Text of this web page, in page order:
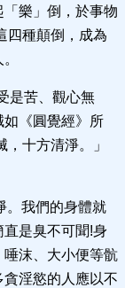
樂」倒，於事物
四種顛倒，成為
是苦、觀心無
《圓覺經》所
十方清淨。」
。我們的身體就
是臭不可聞!身
沫、大小便等骯
淫慾的人應以不